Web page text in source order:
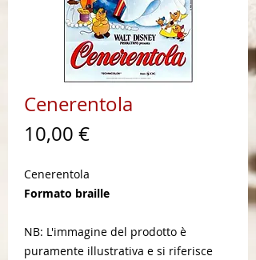
Cenerentola
10,00 €Prezzo
Cenerentola
Formato braille
NB: L'immagine del prodotto è
puramente illustrativa e si riferisce